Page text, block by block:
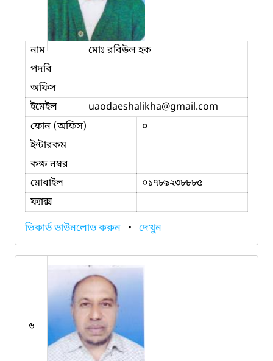
নাম
মোঃ রবিউল হক
পদবি
অফিস
ইমেইল
uaodaeshalikha@gmail.com
ফোন (অফিস)
০
ইন্টারকম
কক্ষ নম্বর
মোবাইল
০১৭৮৯২৩৮৮৮৫
ফ্যাক্স
ভিকার্ড ডাউনলোড করুন • দেখুন
৬